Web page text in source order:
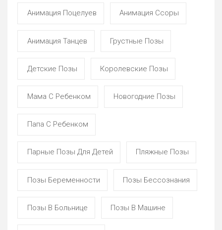
Анимация Поцелуев Анимация Ссоры
Анимация Танцев Грустные Позы
Детские Позы Королевские Позы
Мама С Ребенком Новогодние Позы
Папа С Ребенком
Парные Позы Для Детей Пляжные Позы
Позы Беременности Позы Бессознания
Позы В Больнице Позы В Машине